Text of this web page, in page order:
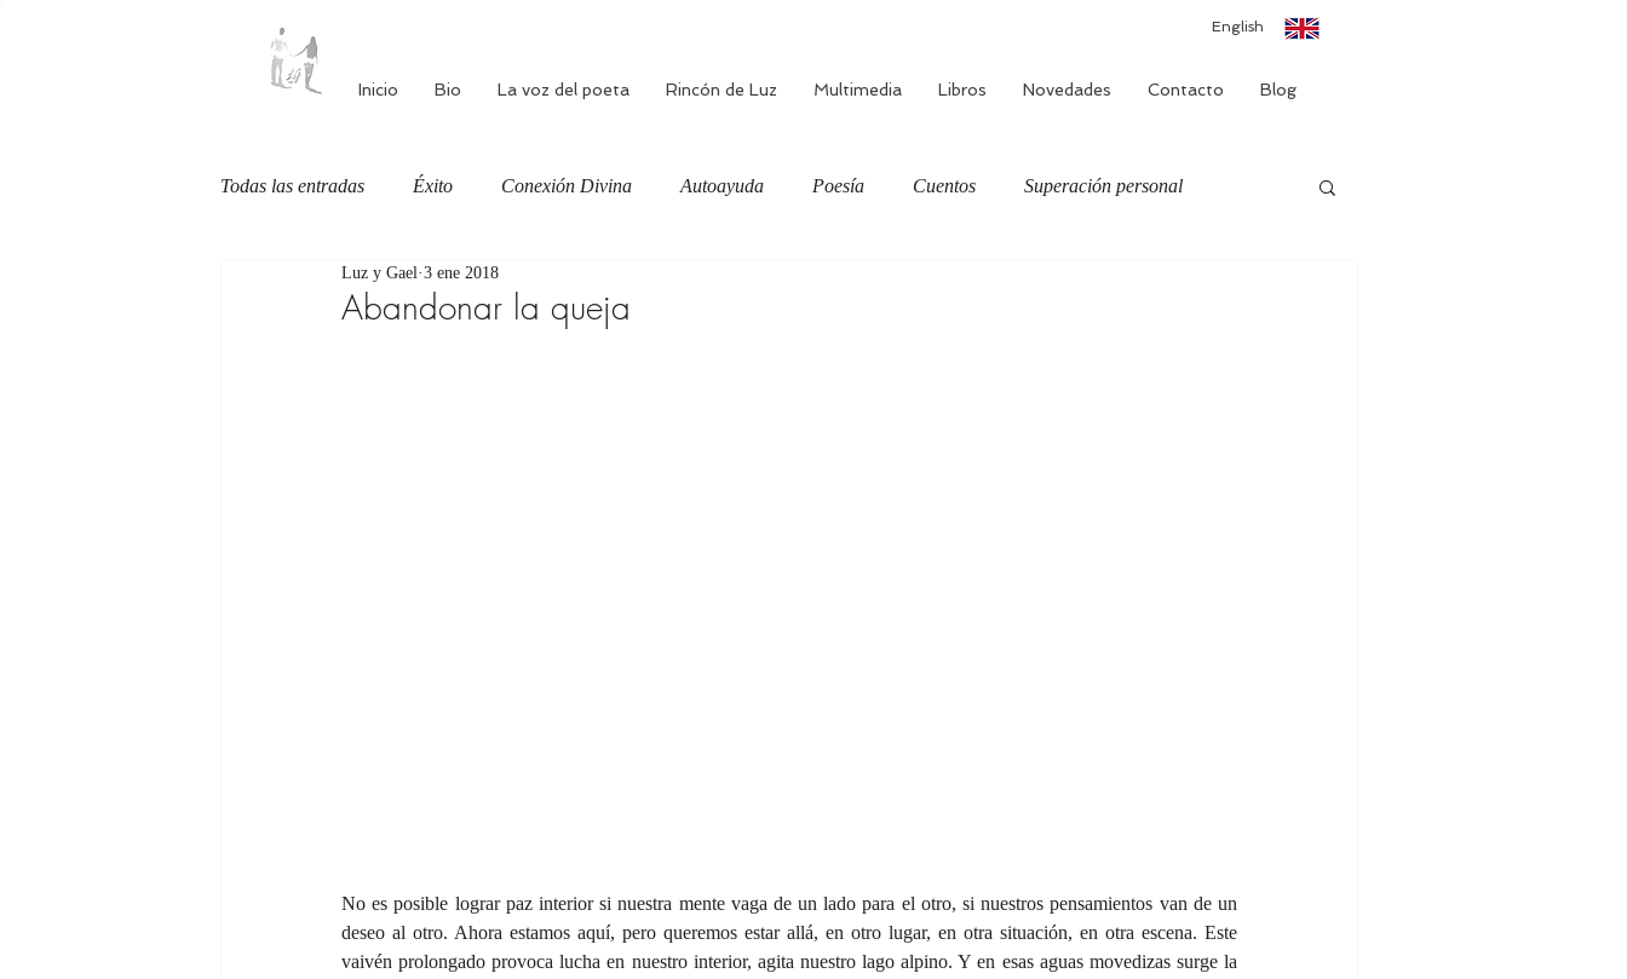
English
Inicio Bio La voz del poeta Rincón de Luz Multimedia Libros Novedades Contacto Blog
Todas las entradas Éxito Conexión Divina Autoayuda Poesía Cuentos Superación personal
Autoestima Alimentación consciente
Abandonar la queja
Luz y Gael 3 ene 2018
No es posible lograr paz interior si nuestra mente vaga de un lado para el otro, si nuestros pensamientos van de un
deseo al otro. Ahora estamos aquí, pero queremos estar allá, en otro lugar, en otra situación, en otra escena. Este
vaivén prolongado provoca lucha en nuestro interior, agita nuestro lago alpino. Y en esas aguas movedizas surge la